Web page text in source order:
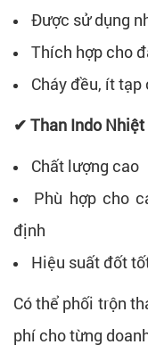
Được sử dụng
Thích hợp cho
Cháy đều, ít tạp
✔ Than Indo
Chất lượng cao
Phù hợp cho
định
Hiệu suất đốt
Có thể phối trộn
phí cho từng